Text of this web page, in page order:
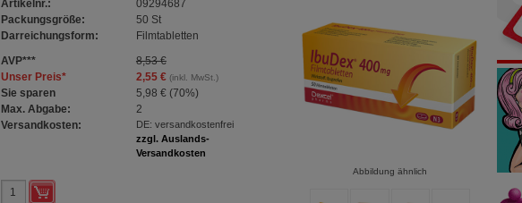
Artikelnr.:
09294687
Packungsgröße:
50 St
Darreichungsform:
Filmtabletten
AVP***
8,53 €
Unser Preis* 2,55 €(inkl. MwSt.)
Sie sparen 5,98 € (70%)
Max. Abgabe:
2
Versandkosten:
DE: versandkostenfrei
zzgl. Auslands-
Versandkosten
Abbildung ähnlich